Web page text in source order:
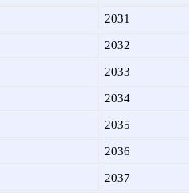
2031
2032
2033
2034
2035
2036
2037